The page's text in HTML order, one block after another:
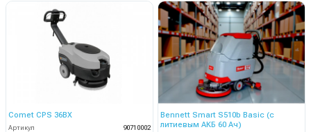
Comet CPS 36BX
Артикул
90710002
Bennett Smart S510b Basic (с
литиевым АКБ 60 Ач)